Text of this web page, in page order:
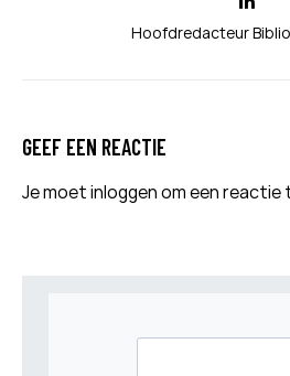
Hoofdredacteur
GEEF EEN REACTIE
Je moetinloggenom een reactie